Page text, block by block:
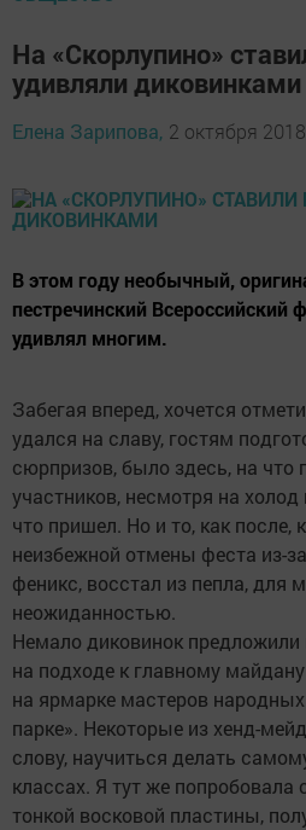
На «Скорлупино»
удивляли диковинками
Елена Зарипова, 2 октября
В этом году необычный,
пестречинский Всероссийский
удивлял многим.
Забегая вперед, хочется
удался на славу, гостям
сюрпризов, было здесь, на что
участников, несмотря на
что пришел. Но и то, как после,
неизбежной отмены феста из-
феникс, восстал из пепла, для
неожиданностью.
Немало диковинок
на подходе к главному
на ярмарке мастеров
парке». Некоторые из хенд-
слову, научиться делать
классах. Я тут же попробовала
тонкой восковой пластины,